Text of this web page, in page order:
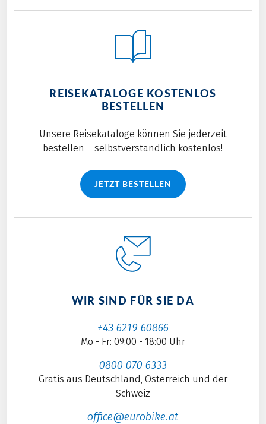
REISEKATALOGE KOSTENLOS
BESTELLEN
Unsere Reisekataloge können Sie jederzeit
bestellen – selbstverständlich kostenlos!
JETZT BESTELLEN
WIR SIND FÜR SIE DA
+43 6219 60866
Mo - Fr: 09:00 - 18:00 Uhr
0800 070 6333
Gratis aus Deutschland, Österreich und der
Schweiz
office@eurobike.at